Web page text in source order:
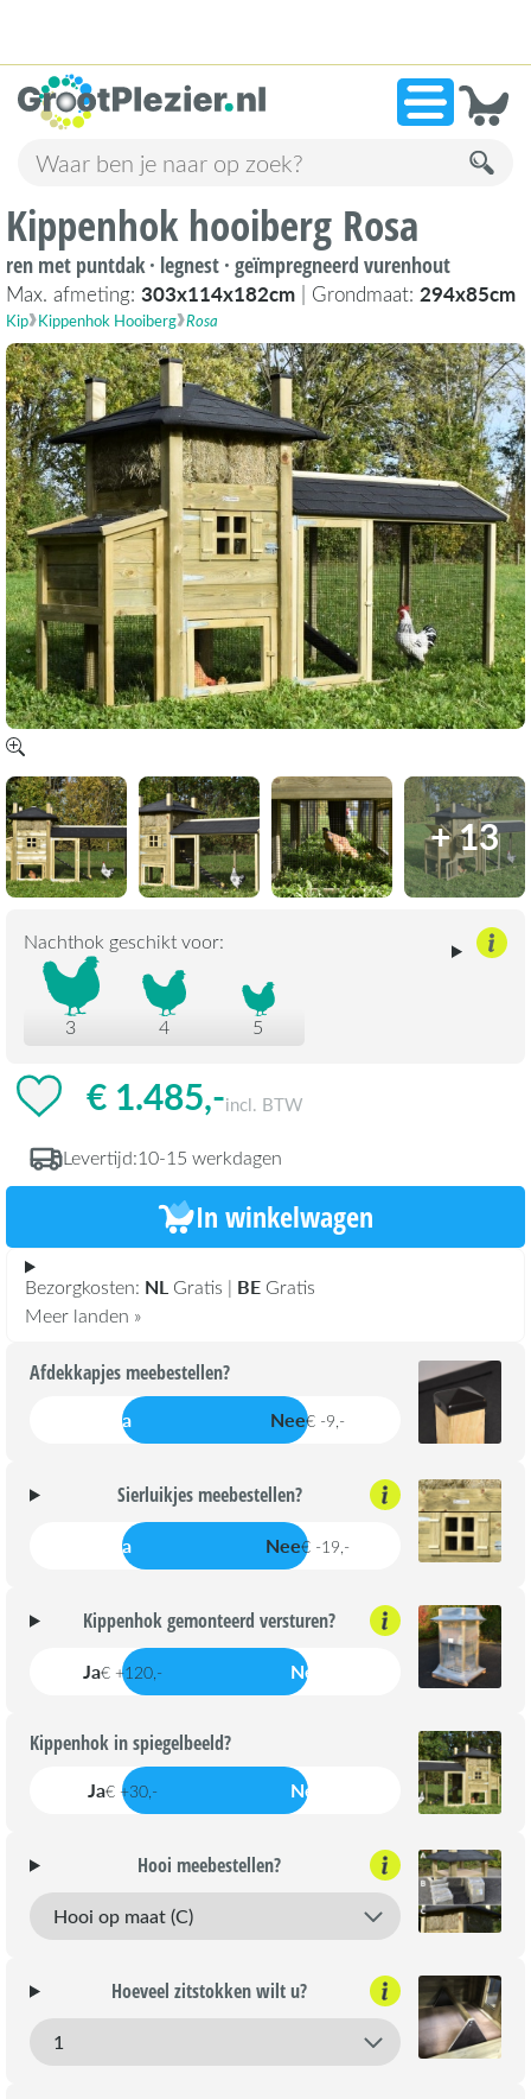
»13.946 beoordelingen!
Kippenhok hooiberg Rosa
ren met puntdak · legnest · geïmpregneerd vurenhout
Max. afmeting: 303x114x182cm | Grondmaat: 294x85cm
Kip Kippenhok Hooiberg Rosa
+ 13
Nachthok geschikt voor:
3 4 5
€ 1.485,-incl. BTW
Levertijd:10-15 werkdagen
In winkelwagen
Bezorgkosten: NL Gratis | BE Gratis
Meer landen »
Afdekkapjes meebestellen?
Ja Nee€ -9,-
Sierluikjes meebestellen?
Ja Nee€ -19,-
Kippenhok gemonteerd versturen?
Ja€ +120,- Nee
Kippenhok in spiegelbeeld?
Ja€ +30,- Nee
Hooi meebestellen?
Hoeveel zitstokken wilt u?